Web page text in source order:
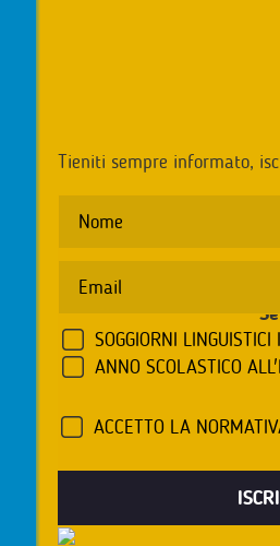
Tieniti sempre informato,
SOGGIORNI
ANNO SCOLASTICO
ACCETTO LA